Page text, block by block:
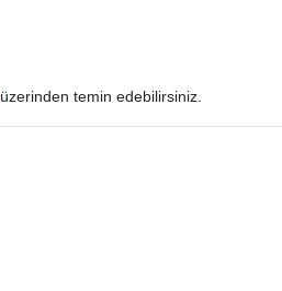
üzerinden temin edebilirsiniz.